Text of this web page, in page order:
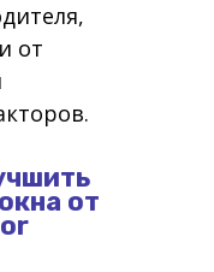
от
от